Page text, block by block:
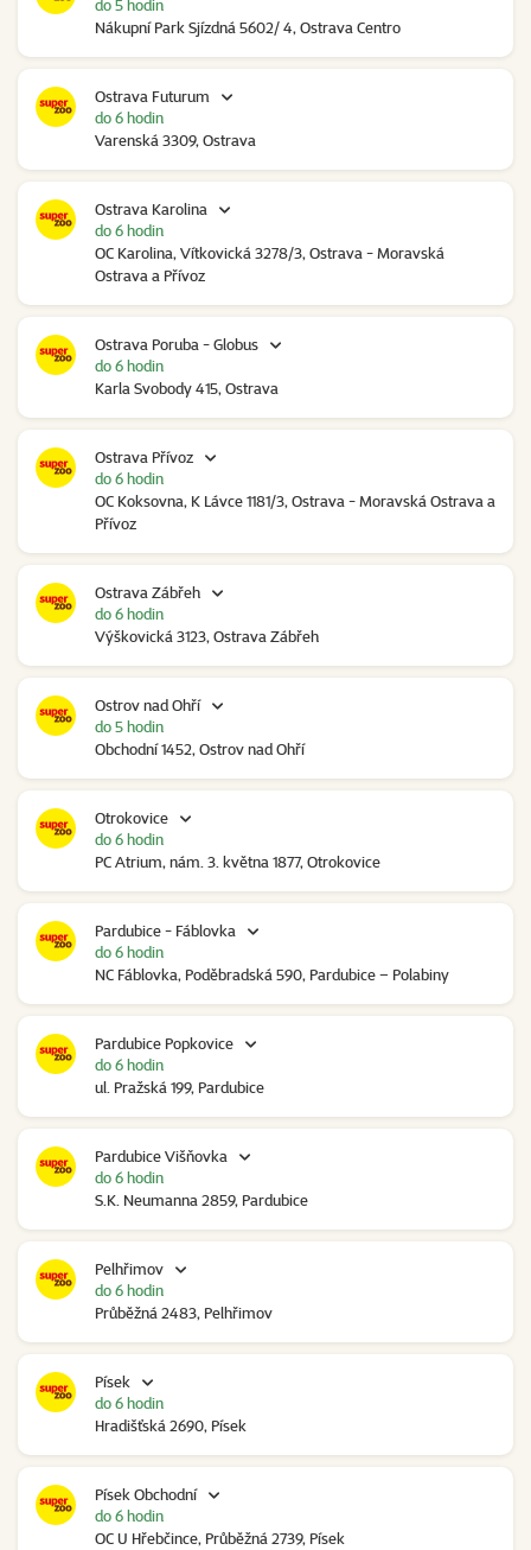
Nákupní Park Sjízdná 5602/ 4, Ostrava Centro
do 5 hodin
Ostrava Futurum
Varenská 3309, Ostrava
do 6 hodin
Ostrava Karolina
OC Karolina, Vítkovická 3278/3, Ostrava - Moravská
Ostrava a Přívoz
do 6 hodin
Ostrava Poruba - Globus
Karla Svobody 415, Ostrava
do 6 hodin
Ostrava Přívoz
OC Koksovna, K Lávce 1181/3, Ostrava - Moravská Ostrava a
Přívoz
do 6 hodin
Ostrava Zábřeh
Výškovická 3123, Ostrava Zábřeh
do 6 hodin
Ostrov nad Ohří
Obchodní 1452, Ostrov nad Ohří
do 5 hodin
Otrokovice
PC Atrium, nám. 3. května 1877, Otrokovice
do 6 hodin
Pardubice - Fáblovka
NC Fáblovka, Poděbradská 590, Pardubice – Polabiny
do 6 hodin
Pardubice Popkovice
ul. Pražská 199, Pardubice
do 6 hodin
Pardubice Višňovka
S.K. Neumanna 2859, Pardubice
do 6 hodin
Pelhřimov
Průběžná 2483, Pelhřimov
do 6 hodin
Písek
Hradišťská 2690, Písek
do 6 hodin
Písek Obchodní
OC U Hřebčince, Průběžná 2739, Písek
do 6 hodin